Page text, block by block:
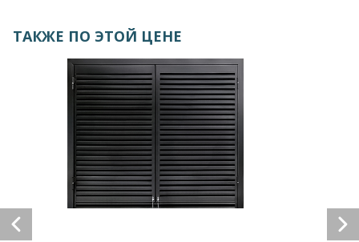
ТАКЖЕ ПО ЭТОЙ ЦЕНЕ